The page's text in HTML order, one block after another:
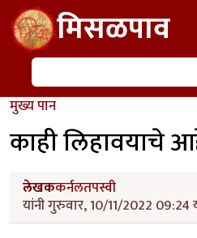
Skip to main contentमिसळपाव
शोध
मुख्य पान
काही लिहावयाचे
लेखककर्नलतपस्वी
यांनी गुरुवार, 10/11/2022 09:24